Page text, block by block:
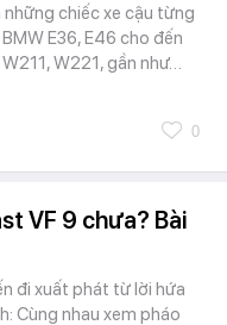
những chiếc xe cậu từng
E36, E46 cho đến
W221, gần như…
0
VF 9 chưa? Bài
đi xuất phát từ lời hứa
Cùng nhau xem pháo